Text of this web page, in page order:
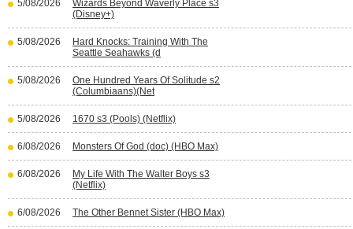
5/08/2026
Wizards Beyond Waverly Place s3
(Disney+)
5/08/2026
Hard Knocks: Training With The
Seattle Seahawks (d
5/08/2026
One Hundred Years Of Solitude s2
(Columbiaans)(Net
5/08/2026 1670 s3 (Pools) (Netflix)
6/08/2026 Monsters Of God (doc) (HBO Max)
6/08/2026
My Life With The Walter Boys s3
(Netflix)
6/08/2026 The Other Bennet Sister (HBO Max)